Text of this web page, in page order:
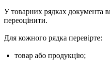
У товарних рядках документа
переоцінити.
Для кожного рядка перевірте:
товар або продукцію;